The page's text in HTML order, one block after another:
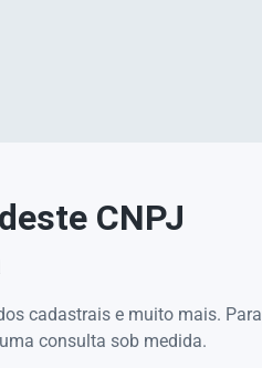
CNPJ
cadastrais e muito mais. Para
consulta sob medida.